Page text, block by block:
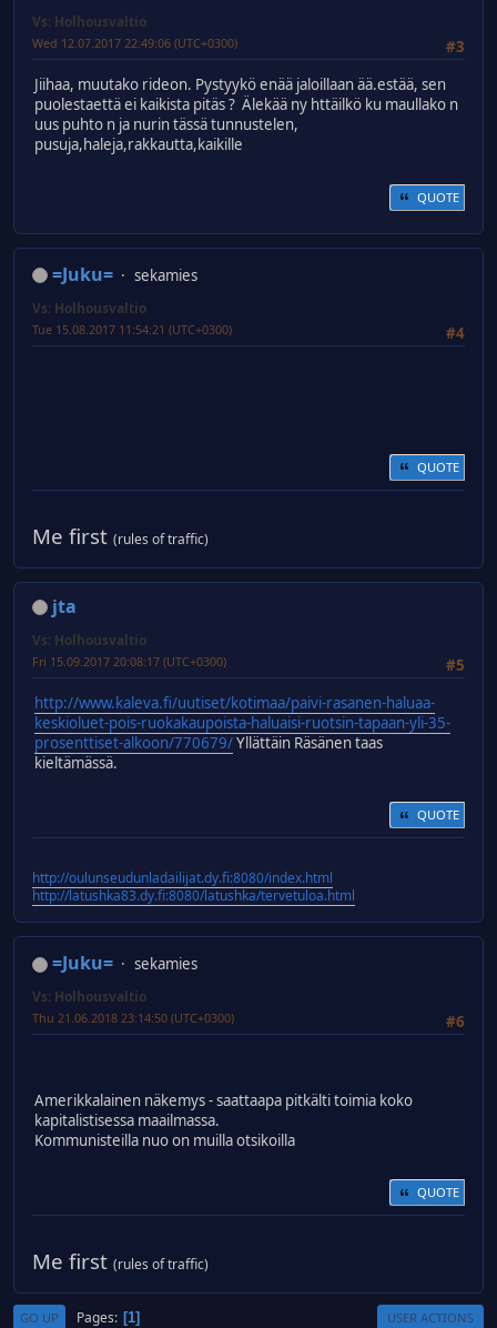
Vs: Holhousvaltio
#3
Wed 12.07.2017 22:49:06 (UTC+0300)
Jiihaa, muutako rideon. Pystyykö enää jaloillaan ää.estää, sen
puolestaettä ei kaikista pitäs ? Älekää ny httäilkö ku maullako n
uus puhto n ja nurin tässä tunnustelen,
pusuja,haleja,rakkautta,kaikille
QUOTE
=Juku= sekamies
Vs: Holhousvaltio
#4
Tue 15.08.2017 11:54:21 (UTC+0300)
QUOTE
Me first (rules of traffic)
jta
Vs: Holhousvaltio
#5
Fri 15.09.2017 20:08:17 (UTC+0300)
http://www.kaleva.fi/uutiset/kotimaa/paivi-rasanen-haluaa-
keskioluet-pois-ruokakaupoista-haluaisi-ruotsin-tapaan-yli-35-
prosenttiset-alkoon/770679/Yllättäin Räsänen taas
kieltämässä.
QUOTE
http://oulunseudunladailijat.dy.fi:8080/index.html
http://latushka83.dy.fi:8080/latushka/tervetuloa.html
=Juku= sekamies
Vs: Holhousvaltio
#6
Thu 21.06.2018 23:14:50 (UTC+0300)
Amerikkalainen näkemys - saattaapa pitkälti toimia koko
kapitalistisessa maailmassa.
Kommunisteilla nuo on muilla otsikoilla
QUOTE
Me first (rules of traffic)
GO UP Pages 1 USER ACTIONS